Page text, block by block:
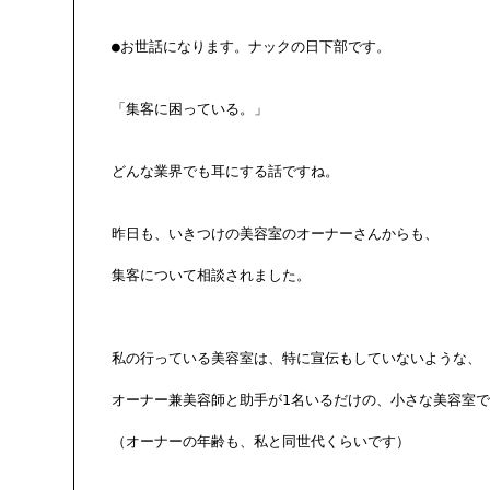
●お世話になります。ナックの日下部です。
「集客に困っている。」
どんな業界でも耳にする話ですね。
昨日も、いきつけの美容室のオーナーさんからも、
集客について相談されました。
私の行っている美容室は、特に宣伝もしていないような、
オーナー兼美容師と助手が1名いるだけの、小さな美容室
（オーナーの年齢も、私と同世代くらいです）